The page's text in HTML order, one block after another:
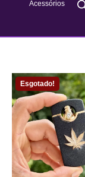
Acessórios
Esgotado!